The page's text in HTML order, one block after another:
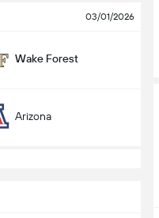
03/01/2026
Wake Forest
Arizona